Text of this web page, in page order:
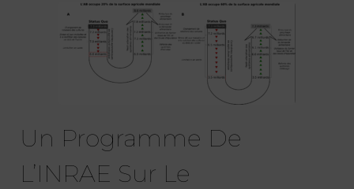
Un Programme De
L’INRAE Sur Le